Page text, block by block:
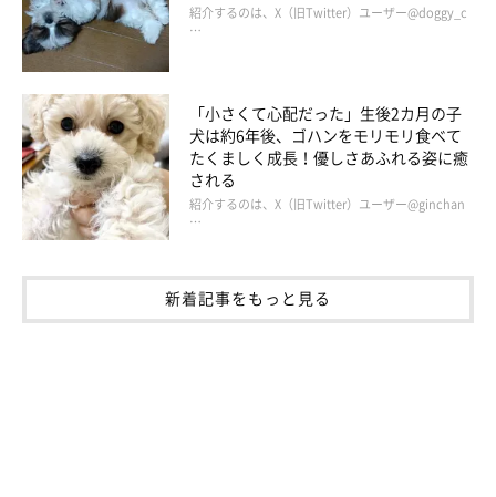
紹介するのは、X（旧Twitter）ユーザー@doggy_c
…
「小さくて心配だった」生後2カ月の子
犬は約6年後、ゴハンをモリモリ食べて
たくましく成長！優しさあふれる姿に癒
される
紹介するのは、X（旧Twitter）ユーザー@ginchan
…
新着記事をもっと見る